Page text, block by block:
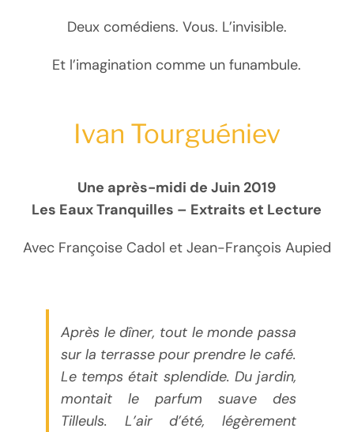
Deux comédiens. Vous. L’invisible.
Et l’imagination comme un funambule.
Ivan Tourguéniev
Une après-midi de Juin 2019
Les Eaux Tranquilles – Extraits et Lecture
Avec Françoise Cadol et Jean-François Aupied
Après le dîner, tout le monde passa
sur la terrasse pour prendre le café.
Le temps était splendide. Du jardin,
montait le parfum suave des
Tilleuls. L’air d’été, légèrement